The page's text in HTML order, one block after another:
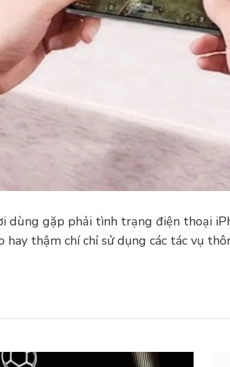
dùng gặp phải tình trạng điện thoại
hay thậm chí chỉ sử dụng các tác vụ